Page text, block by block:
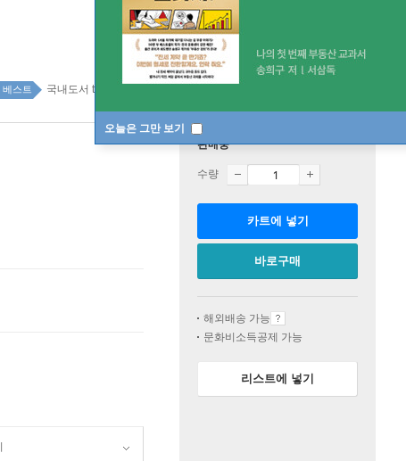
오늘은 그만 보기
베스트 국내도서 top100 4주
판매중
수량
카트에 넣기
바로구매
해외배송 가능
문화비소득공제 가능
리스트에 넣기